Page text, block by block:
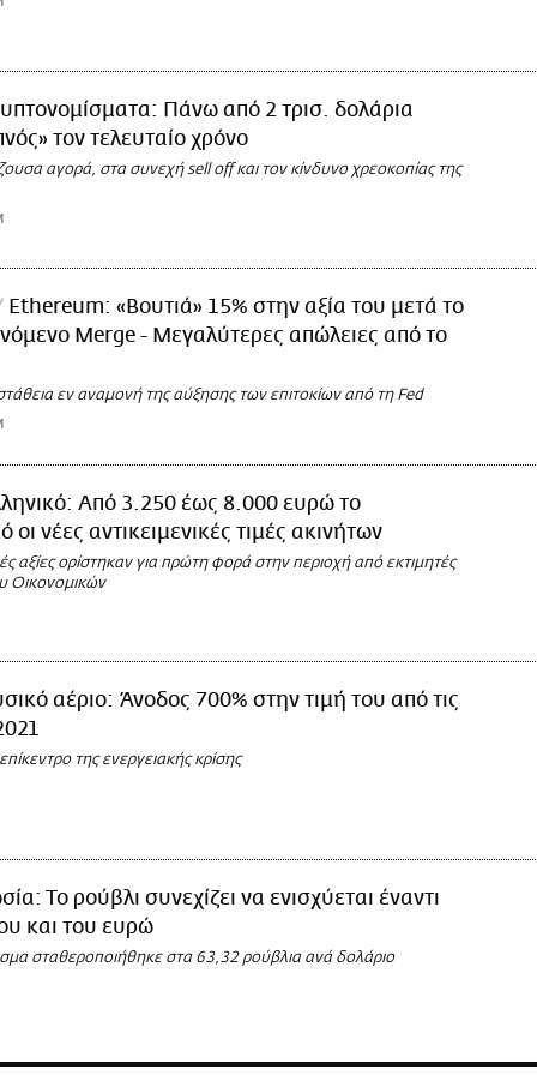
Πάνω από 2 τρισ. δολάρια
τον τελευταίο χρόνο
αγορά, στα συνεχή sell off και τον κίνδυνο χρεοκοπίας της
Ethereum: «Βουτιά» 15% στην αξία του μετά το
Merge - Μεγαλύτερες απώλειες από το
εν αναμονή της αύξησης των επιτοκίων από τη Fed
Από 3.250 έως 8.000 ευρώ το
οι νέες αντικειμενικές τιμές ακινήτων
αξίες ορίστηκαν για πρώτη φορά στην περιοχή από εκτιμητές
Οικονομικών
αέριο: Άνοδος 700% στην τιμή του από τις
της ενεργειακής κρίσης
Το ρούβλι συνεχίζει να ενισχύεται έναντι
και του ευρώ
σταθεροποιήθηκε στα 63,32 ρούβλια ανά δολάριο